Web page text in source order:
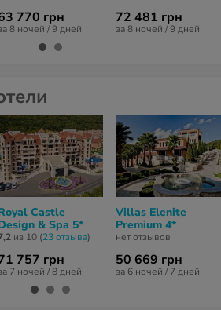
770 грн
8 ночей / 9 дней
72 481 грн
за 8 ночей / 9 дней
Castle
& Spa 5*
из 10 (23 отзывa)
757 грн
7 ночей / 8 дней
Villas Elenite
Premium 4*
нет отзывов
50 669 грн
за 6 ночей / 7 дней